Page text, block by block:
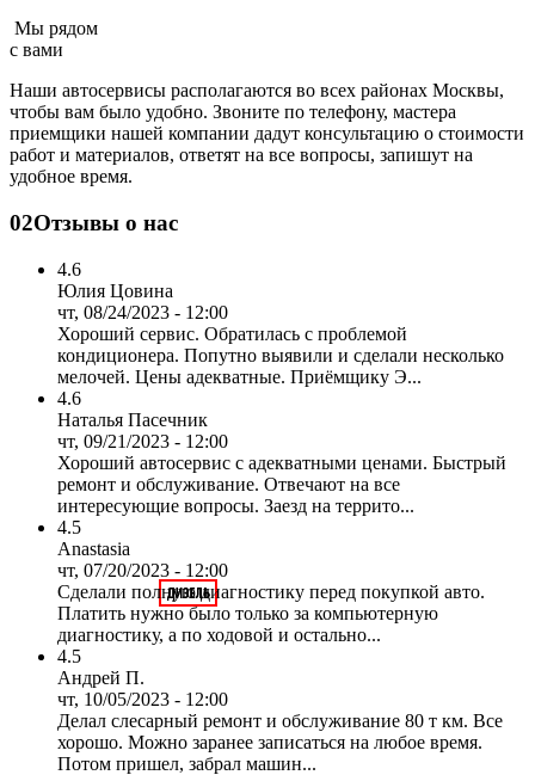
Мы рядом
с вами
Наши автосервисы располагаются во всех районах Москвы,
чтобы вам было удобно. Звоните по телефону, мастера
приемщики нашей компании дадут консультацию о стоимости
работ и материалов, ответят на все вопросы, запишут на
удобное время.
02Отзывы о нас
4.6
Юлия Цовина
чт, 08/24/2023 - 12:00
Хороший сервис. Обратилась с проблемой
кондиционера. Попутно выявили и сделали несколько
мелочей. Цены адекватные. Приёмщику Э...
4.6
Наталья Пасечник
чт, 09/21/2023 - 12:00
Хороший автосервис с адекватными ценами. Быстрый
ремонт и обслуживание. Отвечают на все
интересующие вопросы. Заезд на террито...
4.5
Anastasia
чт, 07/20/2023 - 12:00
Сделали полную диагностику перед покупкой авто.
Платить нужно было только за компьютерную
диагностику, а по ходовой и остально...
4.5
Андрей П.
чт, 10/05/2023 - 12:00
Делал слесарный ремонт и обслуживание 80 т км. Все
хорошо. Можно заранее записаться на любое время.
Потом пришел, забрал машин...